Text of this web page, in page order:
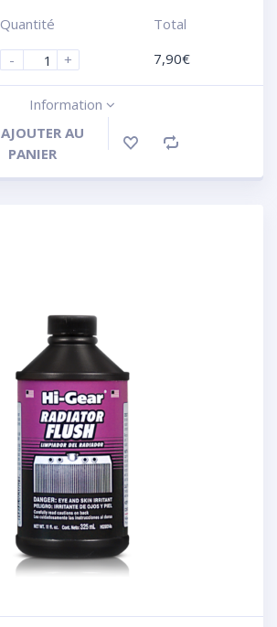
Quantité
-
+
Total
7,90€
Information
AJOUTER AU
PANIER